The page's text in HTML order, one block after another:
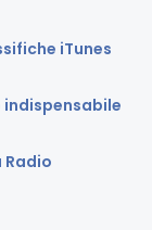
iTunes
indispensabile
Radio